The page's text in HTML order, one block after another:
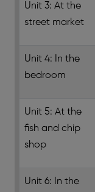
Unit 3: At the
street market
Unit 4: In the
bedroom
Unit 5: At the
fish and chip
shop
Unit 6: In the